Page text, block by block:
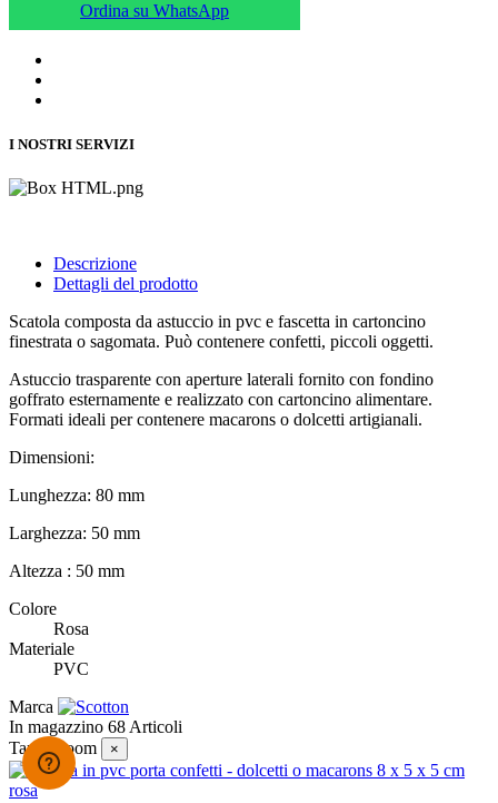
Ordina su WhatsApp
I NOSTRI SERVIZI
Descrizione
Dettagli del prodotto
Scatola composta da astuccio in pvc e fascetta in cartoncino
finestrata o sagomata. Può contenere confetti, piccoli oggetti.
Astuccio trasparente con aperture laterali fornito con fondino
goffrato esternamente e realizzato con cartoncino alimentare.
Formati ideali per contenere macarons o dolcetti artigianali.
Dimensioni:
Lunghezza: 80 mm
Larghezza: 50 mm
Altezza : 50 mm
Colore
Rosa
Materiale
PVC
Marca
In magazzino 68 Articoli
Tap to zoom
×